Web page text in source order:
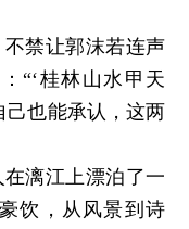
禁让郭沫若连声
“‘桂林山水甲天
也能承认，这两
漓江上漂泊了一
饮，从风景到诗